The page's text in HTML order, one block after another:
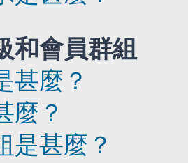
和會員群組
甚麼？
麼？
是甚麼？